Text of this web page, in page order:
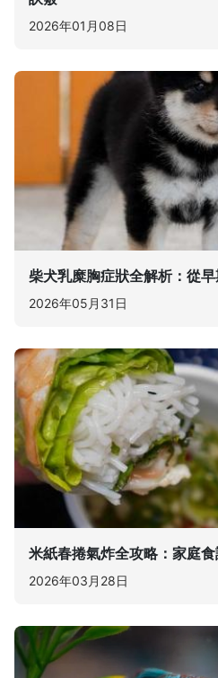
2026年01月08日
柴犬乳糜胸症狀全解析：從
2026年05月31日
米紙春捲氣炸全攻略：家庭
2026年03月28日